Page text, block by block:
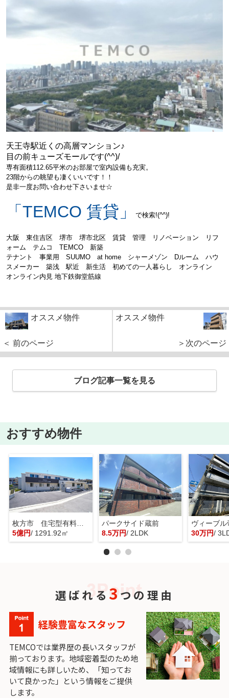
天王寺駅近くの高層マンション♪
目の前キューズモールです(^^)/
専有面積112.65平米のお部屋で室内設備も充実。
23階からの眺望も凄くいいです！！
是非一度お問い合わせ下さいませ☆
「TEMCO 賃貸」 で検索!(^^)!
大阪 東住吉区 堺市 堺市北区 賃貸 管理 リノベーション リフ
ォーム テムコ TEMCO 新築
テナント 事業用 SUUMO at home シャーメゾン Dルーム ハウ
スメーカー 築浅 駅近 新生活 初めての一人暮らし オンライン
オンライン内見 地下鉄御堂筋線
オススメ物件
＜ 前のページ
オススメ物件
＞次のページ
ブログ記事一覧を見る
おすすめ物件
枚方市 住宅型有料老人ホーム 一棟貸し
5億円/ 1291.92㎡
パークサイド蔵前
8.5万円/ 2LDK
ヴィーブル
30万円/
選ばれる 3 つの理由
経験豊富なスタッフ
TEMCOでは業界歴の長いスタッフが
揃っております。地域密着型のため地
域情報にも詳しいため、「知ってお
いて良かった」という情報をご提供
します。